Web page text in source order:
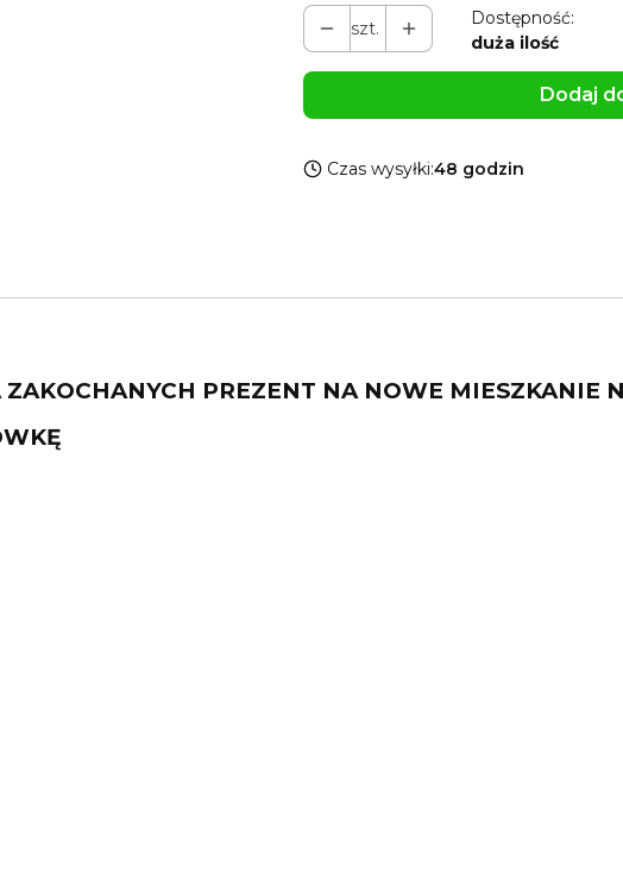
szt.
Dostępność:
duża ilość
Dodaj
Czas wysyłki:48 godzin
PREZENT NA NOWE MIESZKANIE